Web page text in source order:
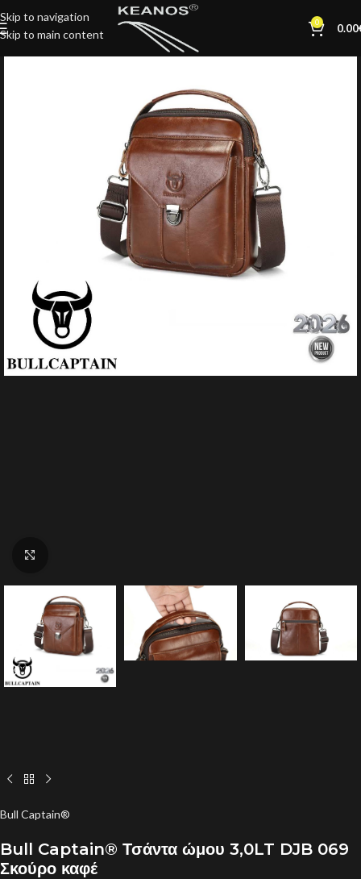
Skip to navigation
Skip to main content
0 0.00
Bull Captain®
Bull Captain® Τσάντα ώμου 3,0LT DJB 069
Σκούρο καφέ